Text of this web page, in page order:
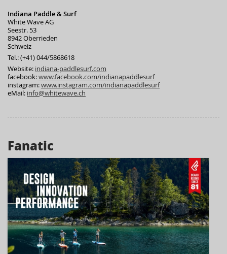
Indiana Paddle & Surf
White Wave AG
Seestr. 53
8942 Oberrieden
Schweiz
Tel.: (+41) 044/5868618
Website: indiana-paddlesurf.com
facebook:www.facebook.com/indianapaddlesurf
instagram:www.instagram.com/indianapaddlesurf
eMail: info@whitewave.ch
Fanatic